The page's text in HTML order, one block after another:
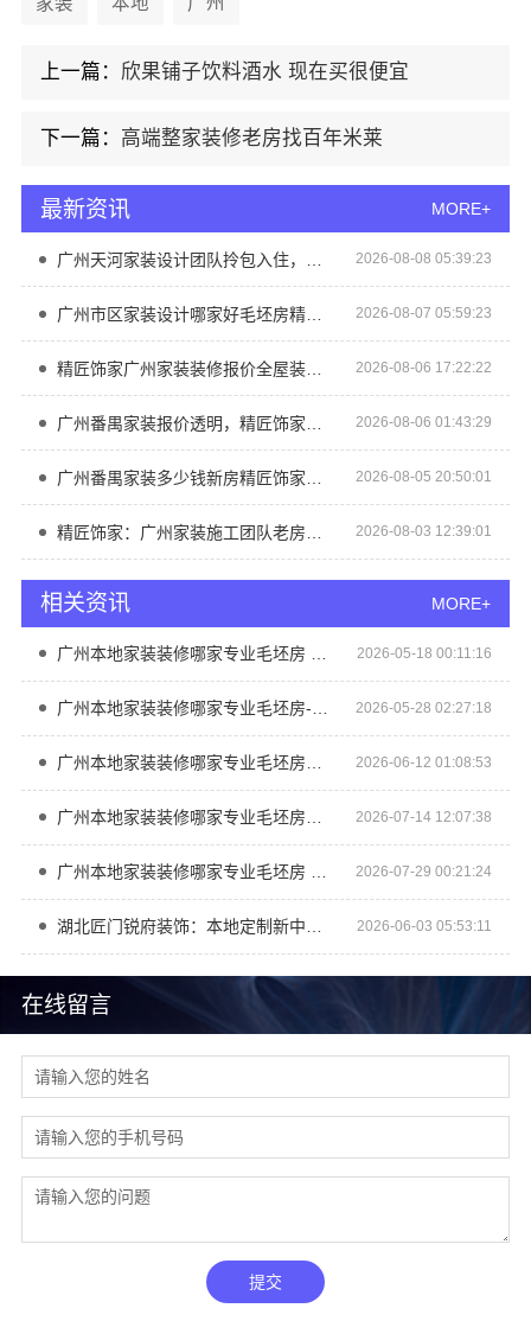
在线留言
提交
上一篇： 欣果铺子饮料酒水 现在买很便宜
下一篇： 高端整家装修老房找百年米莱
最新资讯 MORE+
2026-08-08 05:39:23
广州市区家装设计哪家好毛坯房精匠饰家（广州）家居建材有限公司 2026-08-07 05:59:23
精匠饰家广州家装装修报价全屋装修详解 2026-08-06 17:22:22
2026-08-06 01:43:29
2026-08-05 20:50:01
2026-08-03 12:39:01
相关资讯 MORE+
广州本地家装装修哪家专业毛坯房 精匠饰家 2026-05-18 00:11:16
广州本地家装装修哪家专业毛坯房-精匠饰家（广州）家居建材有限公司 2026-05-28 02:27:18
广州本地家装装修哪家专业毛坯房？精匠饰家量身定制 2026-06-12 01:08:53
广州本地家装装修哪家专业毛坯房精匠饰家 2026-07-14 12:07:38
广州本地家装装修哪家专业毛坯房 - 精匠饰家（广州）家居建材有限公司 2026-07-29 00:21:24
湖北匠门锐府装饰：本地定制新中式设计打造品质家装 2026-06-03 05:53:11